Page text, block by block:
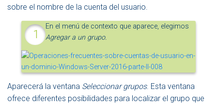
sobre el nombre de la cuenta del usuario.
En el menú de contexto que aparece, elegimos
Agregar a un grupo.
Aparecerá la ventana Seleccionar grupos. Esta ventana
ofrece diferentes posibilidades para localizar el grupo que